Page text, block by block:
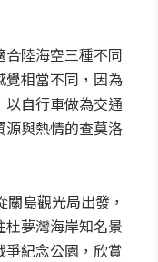
陸海空三種不同
覺相當不同，因為
自行車做為交通
源與熱情的查莫洛
島觀光局出發，
夢灣海岸知名景
紀念公園，欣賞